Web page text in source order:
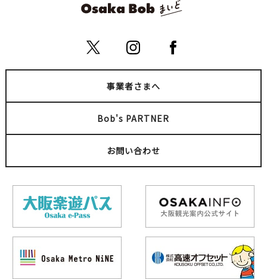
事業者さまへ
Bob's PARTNER
お問い合わせ